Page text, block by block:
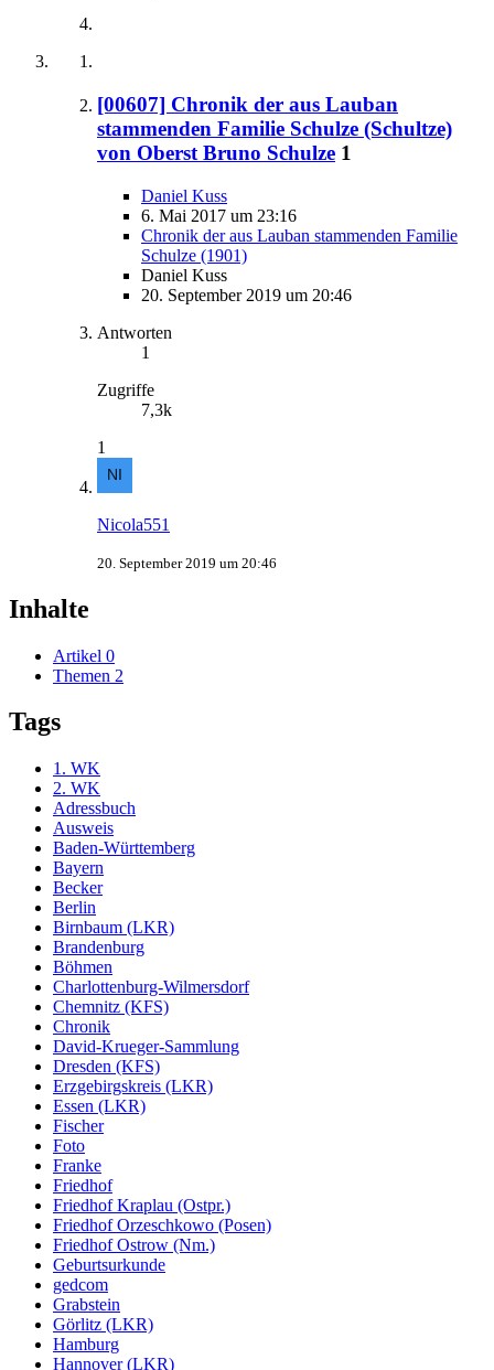
[00607] Chronik der aus Lauban
stammenden Familie Schulze (Schultze)
von Oberst Bruno Schulze 1
Daniel Kuss
6. Mai 2017 um 23:16
Chronik der aus Lauban stammenden Familie
Schulze (1901)
Daniel Kuss
20. September 2019 um 20:46
Antworten
1
Zugriffe
7,3k
1
Nicola551
20. September 2019 um 20:46
Inhalte
Artikel 0
Themen 2
Tags
1. WK
2. WK
Adressbuch
Ausweis
Baden-Württemberg
Bayern
Becker
Berlin
Birnbaum (LKR)
Brandenburg
Böhmen
Charlottenburg-Wilmersdorf
Chemnitz (KFS)
Chronik
David-Krueger-Sammlung
Dresden (KFS)
Erzgebirgskreis (LKR)
Essen (LKR)
Fischer
Foto
Franke
Friedhof
Friedhof Kraplau (Ostpr.)
Friedhof Orzeschkowo (Posen)
Friedhof Ostrow (Nm.)
Geburtsurkunde
gedcom
Grabstein
Görlitz (LKR)
Hamburg
Hannover (LKR)